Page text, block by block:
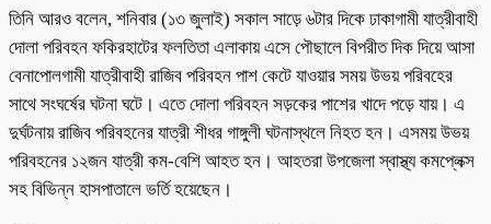
তিনি আরও বলেন, শনিবার (১৩ জুলাই) সকাল সাড়ে ৬টার দিকে ঢাকাগামী যাত্রীবাহী
দোলা পরিবহন ফকিরহাটের ফলতিতা এলাকায় এসে পৌছালে বিপরীত দিক দিয়ে আসা
বেনাপোলগামী যাত্রীবাহী রাজিব পরিবহন পাশ কেটে যাওয়ার সময় উভয় পরিবহের
সাথে সংঘর্ষের ঘটনা ঘটে। এতে দোলা পরিবহন সড়কের পাশের খাদে পড়ে যায়। এ
দুর্ঘটনায় রাজিব পরিবহনের যাত্রী শীধর গাঙ্গুলী ঘটনাস্থলে নিহত হন। এসময় উভয়
পরিবহনের ১২জন যাত্রী কম-বেশি আহত হন। আহতরা উপজেলা স্বাস্থ্য কমপ্লেক্স
সহ বিভিন্ন হাসপাতালে ভর্তি হয়েছেন।